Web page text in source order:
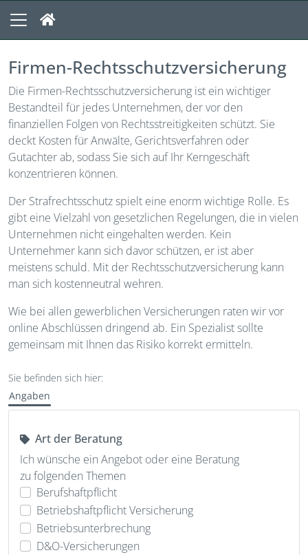
Firmen-Rechtsschutzversicherung
Die Firmen-Rechtsschutzversicherung ist ein wichtiger
Bestandteil für jedes Unternehmen, der vor den
finanziellen Folgen von Rechtsstreitigkeiten schützt. Sie
deckt Kosten für Anwälte, Gerichtsverfahren oder
Gutachter ab, sodass Sie sich auf Ihr Kerngeschäft
konzentrieren können.
Der Strafrechtsschutz spielt eine enorm wichtige Rolle. Es
gibt eine Vielzahl von gesetzlichen Regelungen, die in vielen
Unternehmen nicht eingehalten werden. Kein
Unternehmer kann sich davor schützen, er ist aber
meistens schuld. Mit der Rechtsschutzversicherung kann
man sich kostenneutral wehren.
Wie bei allen gewerblichen Versicherungen raten wir vor
online Abschlüssen dringend ab. Ein Spezialist sollte
gemeinsam mit Ihnen das Risiko korrekt ermitteln.
Sie befinden sich hier:
Angaben
Art der Beratung
Ich wünsche ein Angebot oder eine Beratung
zu folgenden Themen
Berufshaftpflicht
Betriebshaftpflicht Versicherung
Betriebsunterbrechung
D&O-Versicherungen